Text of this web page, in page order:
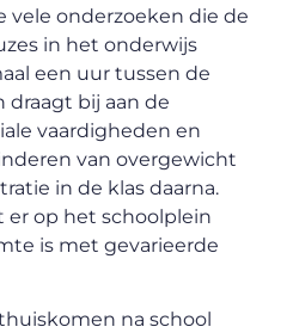
onderzoeken die de
in het onderwijs
een uur tussen de
bij aan de
vaardigheden en
van overgewicht
in de klas daarna.
er op het schoolplein
is met gevarieerde
na school